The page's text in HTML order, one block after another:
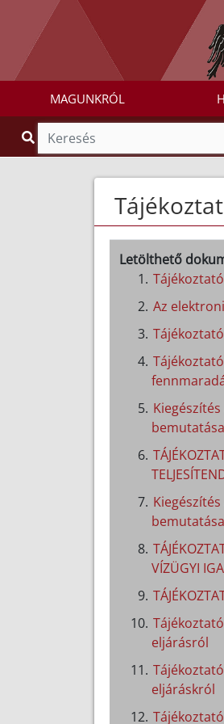
MAGUNKRÓL
Letölthető
Az
VÍZÜGYI
eljárásról
eljáráskról